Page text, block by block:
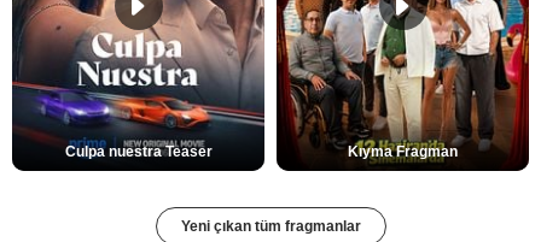
Culpa nuestra Teaser Kıyma Fragman
Yeni çıkan tüm fragmanlar